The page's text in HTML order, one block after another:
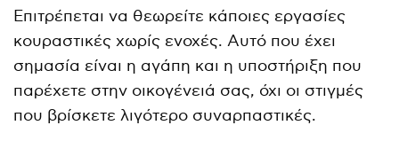
Επιτρέπεται να θεωρείτε κάποιες εργασίες
κουραστικές χωρίς ενοχές. Αυτό που έχει
σημασία είναι η αγάπη και η υποστήριξη που
παρέχετε στην οικογένειά σας, όχι οι στιγμές
που βρίσκετε λιγότερο συναρπαστικές.